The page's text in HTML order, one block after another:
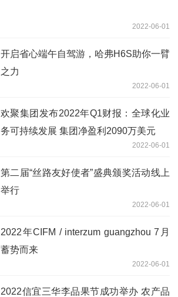
2022-06-01
开启省心端午自驾游，哈弗H6S助你一臂
之力
2022-06-01
欢聚集团发布2022年Q1财报：全球化业
务可持续发展 集团净盈利2090万美元
2022-06-01
第二届“丝路友好使者”盛典颁奖活动线上
举行
2022-06-01
2022年CIFM / interzum guangzhou 7月
蓄势而来
2022-06-01
2022信宜三华李品果节成功举办 农产品